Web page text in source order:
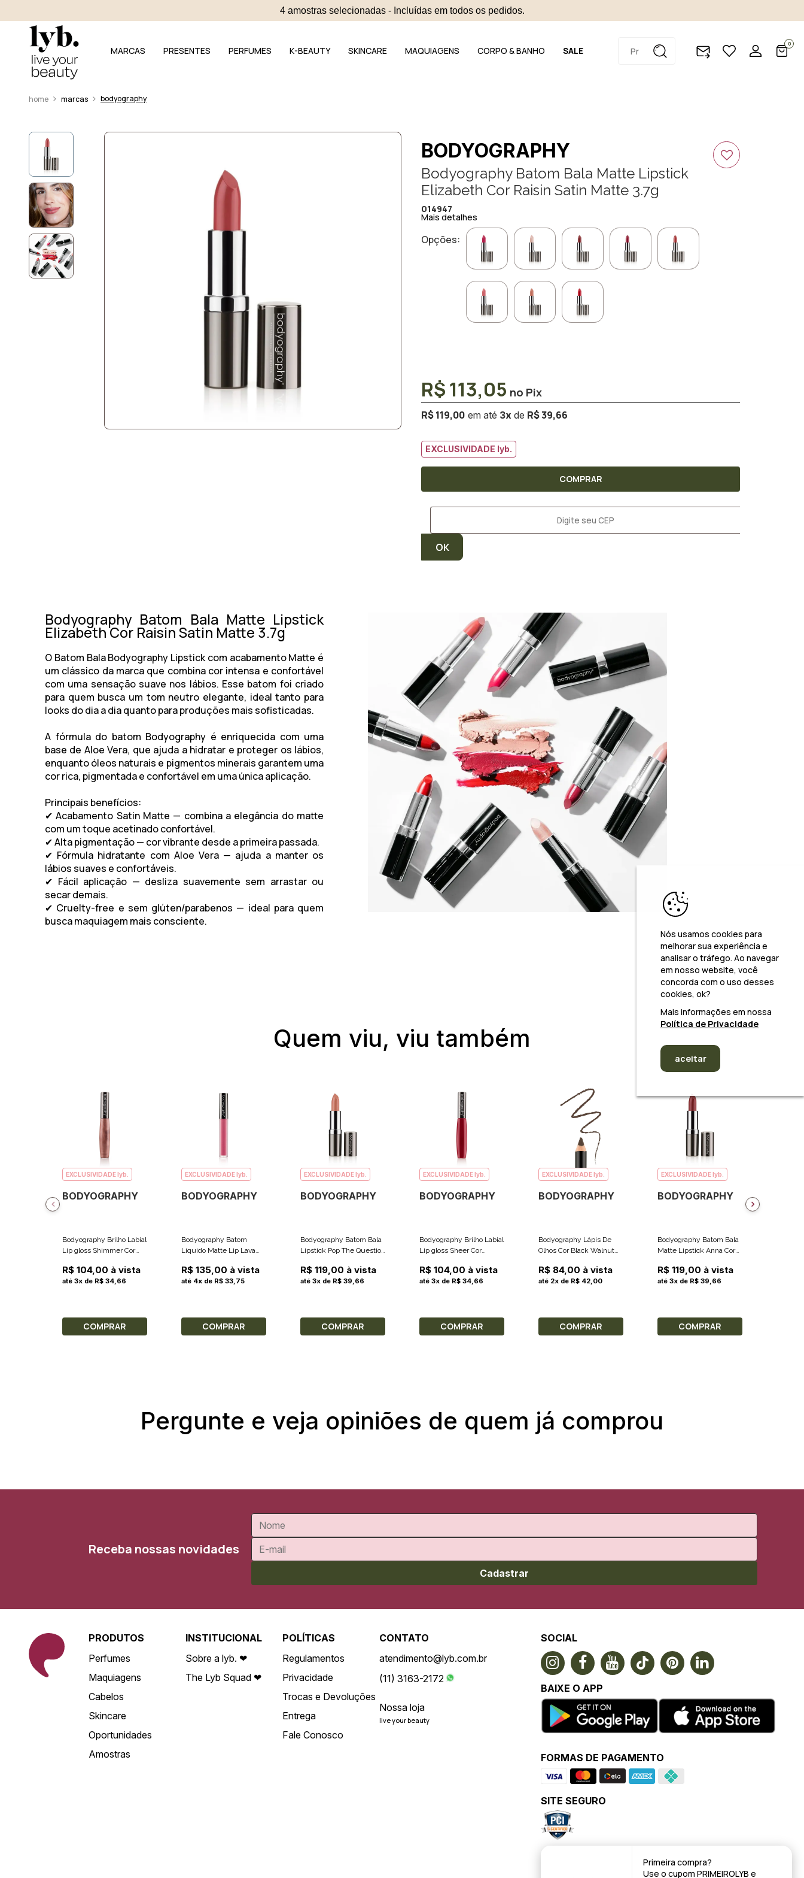
4 amostras selecionadas - Incluídas em todos os pedidos.
MARCAS PRESENTES PERFUMES K-BEAUTY SKINCARE MAQUIAGENS CORPO & BANHO SALE
0
marcas bodyography
BODYOGRAPHY
Bodyography Batom Bala Matte Lipstick
Elizabeth Cor Raisin Satin Matte 3.7g
014947
Mais detalhes
Opções:
R$ 119,00 3x R$ 39,66
R$ 113,05
EXCLUSIVIDADE lyb.
COMPRAR
Bodyography Batom Bala Matte Lipstick
Elizabeth Cor Raisin Satin Matte 3.7g
O Batom Bala Bodyography Lipstick com acabamento Matte é
um clássico da marca que combina cor intensa e confortável
com uma sensação suave nos lábios. Esse batom foi criado
para quem busca um tom neutro elegante, ideal tanto para
looks do dia a dia quanto para produções mais sofisticadas.
A fórmula do batom Bodyography é enriquecida com uma
base de Aloe Vera, que ajuda a hidratar e proteger os lábios,
enquanto óleos naturais e pigmentos minerais garantem uma
cor rica, pigmentada e confortável em uma única aplicação.
Principais benefícios:
✔ Acabamento Satin Matte — combina a elegância do matte
com um toque acetinado confortável.
✔ Alta pigmentação — cor vibrante desde a primeira passada.
✔ Fórmula hidratante com Aloe Vera — ajuda a manter os
lábios suaves e confortáveis.
✔ Fácil aplicação — desliza suavemente sem arrastar ou
secar demais.
✔ Cruelty-free e sem glúten/parabenos — ideal para quem
busca maquiagem mais consciente.
Quem viu, viu também
EXCLUSIVIDADE lyb.
BODYOGRAPHY
Bodyography Brilho Labial
Lip gloss Shimmer Cor
Brilhante) 8.5g
R$ 104,00 à vista
até 3x de R$ 34,66
COMPRAR
EXCLUSIVIDADE lyb.
BODYOGRAPHY
Bodyography Batom
Líquido Matte Lip Lava
Fosco) 2.4ml
R$ 135,00 à vista
até 4x de R$ 33,75
COMPRAR
EXCLUSIVIDADE lyb.
BODYOGRAPHY
Bodyography Batom Bala
Lipstick Pop The Question
Matte 3.7g
R$ 119,00 à vista
até 3x de R$ 39,66
COMPRAR
EXCLUSIVIDADE lyb.
BODYOGRAPHY
Bodyography Brilho Labial
Lip gloss Sheer Cor
(Vermelho) 8.5g
R$ 104,00 à vista
até 3x de R$ 34,66
COMPRAR
EXCLUSIVIDADE lyb.
BODYOGRAPHY
Bodyography Lápis De
Olhos Cor Black Walnut
R$ 84,00 à vista
até 2x de R$ 42,00
COMPRAR
EXCLUSIVIDADE lyb.
BODYOGRAPHY
Bodyography Batom Bala
Matte Lipstick Anna Cor
3.7g
R$ 119,00 à vista
até 3x de R$ 39,66
COMPRAR
Pergunte e veja opiniões de quem já comprou
Receba nossas novidades
Cadastrar
PRODUTOS
Perfumes
Maquiagens
Cabelos
Skincare
Oportunidades
Amostras
INSTITUCIONAL
Sobre a lyb. ❤
The Lyb Squad ❤
POLÍTICAS
Regulamentos
Privacidade
Trocas e Devoluções
Entrega
Fale Conosco
CONTATO
atendimento@lyb.com.br
(11) 3163-2172
Nossa loja
live your beauty
SOCIAL
BAIXE O APP
FORMAS DE PAGAMENTO
SITE SEGURO
Nós usamos cookies para
melhorar sua experiência e
analisar o tráfego. Ao navegar
em nosso website, você
concorda com o uso desses
cookies, ok?
Mais informações em nossa
Política de Privacidade
aceitar
Primeira compra?
Use o cupom PRIMEIROLYB e